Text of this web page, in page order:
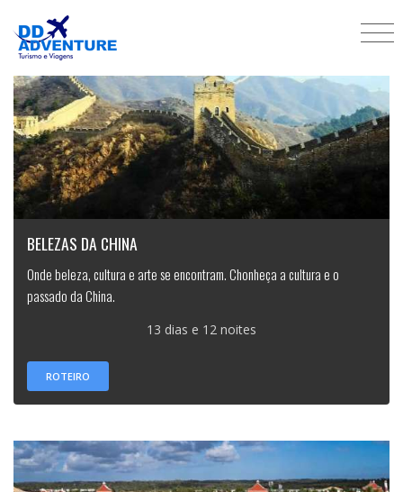
BELEZAS DA CHINA
Onde beleza, cultura e arte se encontram. Chonheça a cultura e o
passado da China.
13 dias e 12 noites
ROTEIRO